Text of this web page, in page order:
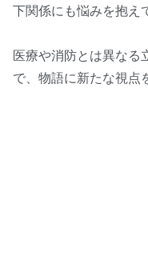
下関係にも悩みを抱え
医療や消防とは異なる
で、物語に新たな視点